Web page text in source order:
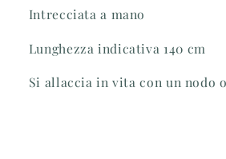
Intrecciata a mano
Lunghezza indicativa 140 cm
Si allaccia in vita con un nodo